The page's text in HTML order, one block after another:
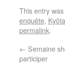
This entry
enquête,
permalink.
← Semaine
participer